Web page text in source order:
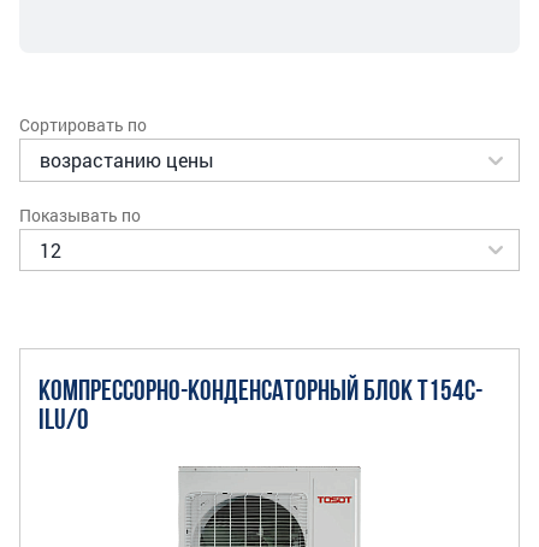
Сортировать по
Показывать по
КОМПРЕССОРНО-КОНДЕНСАТОРНЫЙ БЛОК T154C-
ILU/O